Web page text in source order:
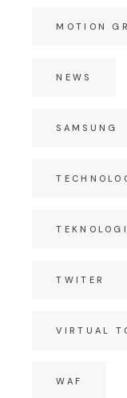
MOTION
NEWS
SAMSUNG
TWITER
VIRTUAL
WAF